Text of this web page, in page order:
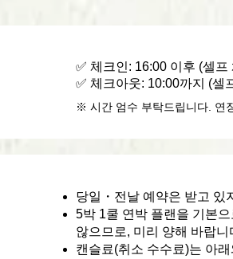
✅ 체크인: 16:00 이후 (셀프
✅ 체크아웃: 10:00까지 (셀
※ 시간 엄수 부탁드립니다. 연
당일・전날 예약은 받고 있
5박 1쿨 연박 플랜을 기본
않으므로, 미리 양해 바랍니
캔슬료(취소 수수료)는 아